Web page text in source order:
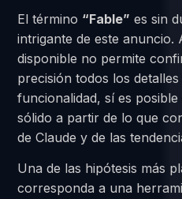
El término “Fable” es sin
intrigante de este anuncio.
disponible no permite
precisión todos los
funcionalidad, sí es
sólido a partir de lo que
de Claude y de las
Una de las hipótesis más
corresponda a una